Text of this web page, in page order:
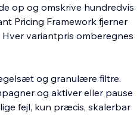
op og omskrive hundredvis
Pricing Framework fjerner
variantpris omberegnes
og granulære filtre.
og aktiver eller pause
fejl, kun præcis, skalerbar